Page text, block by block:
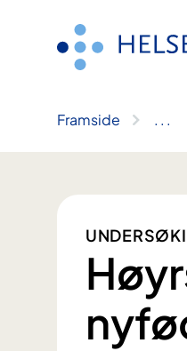
Framside .. .